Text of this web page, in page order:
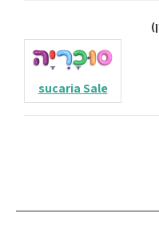
שלמה בלי לתפוס
שנפתחות ונסגרות בצורה
כלי כתיבה ודברים
sucaria Sale